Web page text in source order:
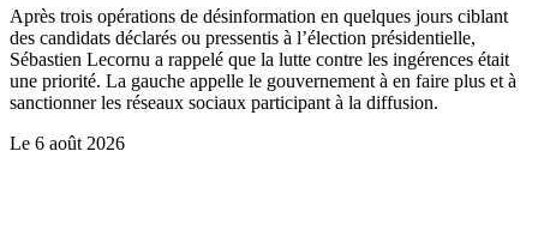
Après trois opérations de désinformation en quelques jours ciblant
des candidats déclarés ou pressentis à l’élection présidentielle,
Sébastien Lecornu a rappelé que la lutte contre les ingérences était
une priorité. La gauche appelle le gouvernement à en faire plus et à
sanctionner les réseaux sociaux participant à la diffusion.
Le 6 août 2026